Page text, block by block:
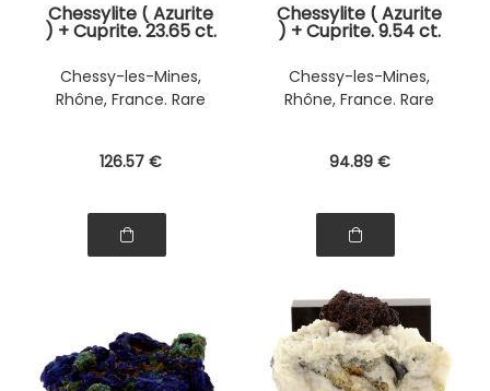
Chessylite ( Azurite
) + Cuprite. 23.65 ct.
Chessy-les-Mines,
Rhône, France. Rare
126.57 €
Chessylite ( Azurite
) + Cuprite. 9.54 ct.
Chessy-les-Mines,
Rhône, France. Rare
94.89 €